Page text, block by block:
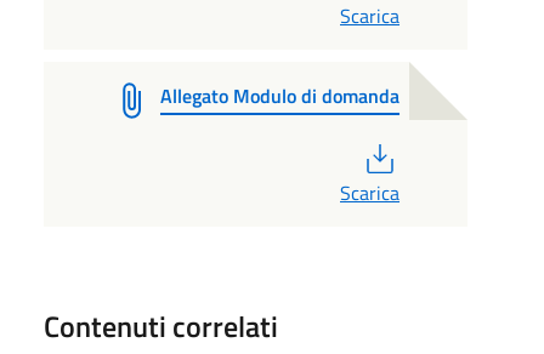
Scarica
Allegato Modulo di domanda
Scarica
Contenuti correlati